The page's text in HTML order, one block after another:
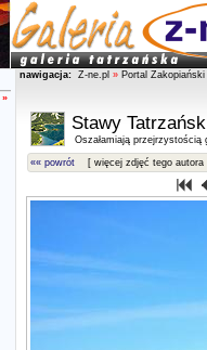
»
nawigacja: Z-ne.pl » Portal Zakopiański
Stawy
Oszałamiają przejrzystością
«« powrót [ więcej zdjęć tego autora